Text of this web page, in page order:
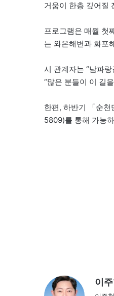
거움이 한층 깊어질
프로그램은 매월 첫
는 와온해변과 화포
시 관계자는 “남파
“많은 분들이 이 길
한편, 하반기 「순
5809)를 통해 가능
이